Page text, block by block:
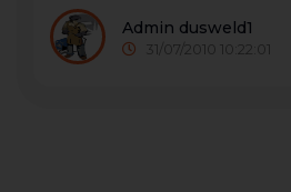
Admin dusweld1
31/07/2010 10:22:01